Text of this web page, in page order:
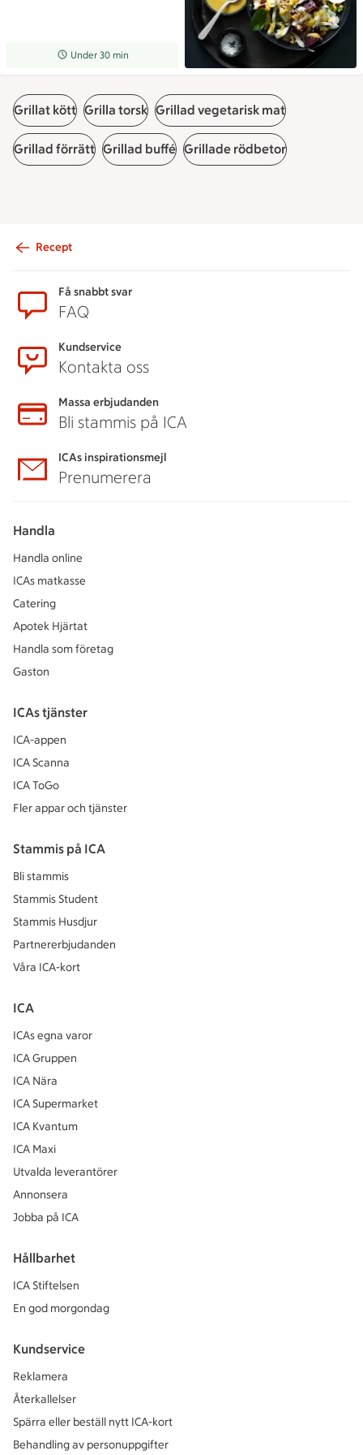
Receptet tar Under 30 min att tillaga
Under 30 min
Grillat kött Grilla torsk Grillad vegetarisk mat
Grillad förrätt Grillad buffé Grillade rödbetor
Recept
Få snabbt svar
FAQ
Kundservice
Kontakta oss
Massa erbjudanden
Bli stammis på ICA
ICAs inspirationsmejl
Prenumerera
Handla
Handla online
ICAs matkasse
Catering
Apotek Hjärtat
Handla som företag
Gaston
ICAs tjänster
ICA-appen
ICA Scanna
ICA ToGo
Fler appar och tjänster
Stammis på ICA
Bli stammis
Stammis Student
Stammis Husdjur
Partnererbjudanden
Våra ICA-kort
ICA
ICAs egna varor
ICA Gruppen
ICA Nära
ICA Supermarket
ICA Kvantum
ICA Maxi
Utvalda leverantörer
Annonsera
Jobba på ICA
Hållbarhet
ICA Stiftelsen
En god morgondag
Kundservice
Reklamera
Återkallelser
Spärra eller beställ nytt ICA-kort
Behandling av personuppgifter